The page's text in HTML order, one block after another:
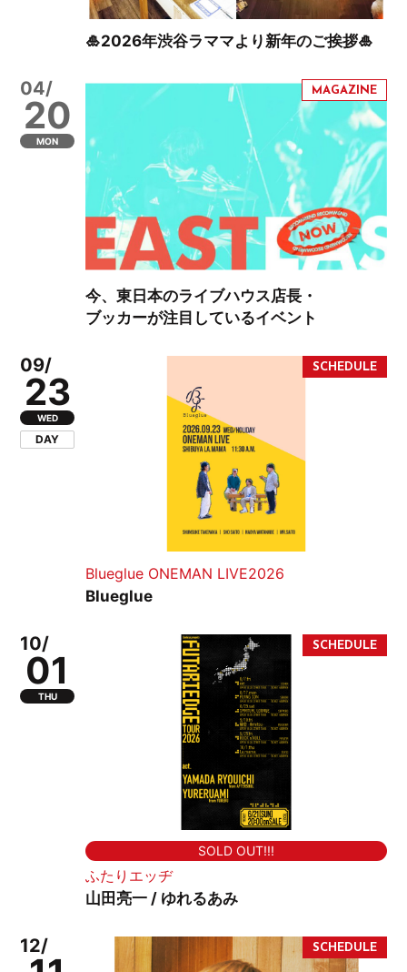
🎍2026年渋谷ラママより新年のご挨拶🎍
04/
20
MON
今、東日本のライブハウス店長・
ブッカーが注目しているイベント
09/
23
WED
DAY
Blueglue ONEMAN LIVE2026
Blueglue
10/
01
THU
SOLD OUT!!!
ふたりエッヂ
山田亮一 / ゆれるあみ
12/